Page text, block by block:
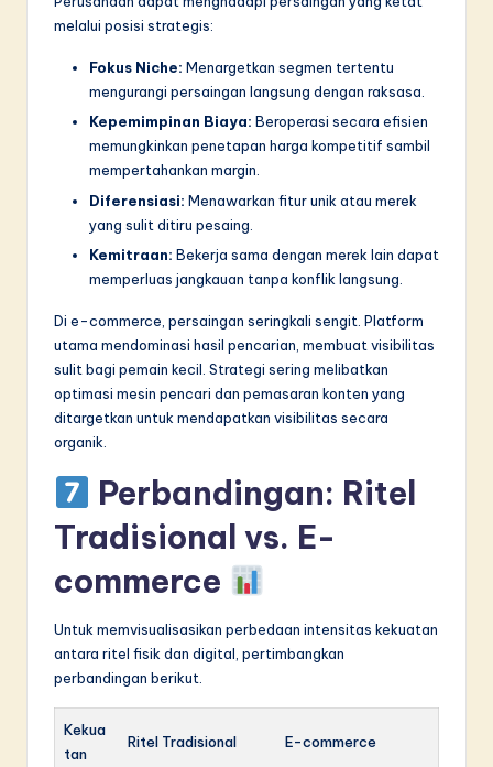
melalui posisi strategis:
Fokus Niche: Menargetkan segmen tertentu
mengurangi persaingan langsung dengan raksasa.
Kepemimpinan Biaya: Beroperasi secara efisien
memungkinkan penetapan harga kompetitif sambil
mempertahankan margin.
Diferensiasi: Menawarkan fitur unik atau merek
yang sulit ditiru pesaing.
Kemitraan: Bekerja sama dengan merek lain dapat
memperluas jangkauan tanpa konflik langsung.
Di e-commerce, persaingan seringkali sengit. Platform
utama mendominasi hasil pencarian, membuat visibilitas
sulit bagi pemain kecil. Strategi sering melibatkan
optimasi mesin pencari dan pemasaran konten yang
ditargetkan untuk mendapatkan visibilitas secara
organik.
Perbandingan: Ritel
Tradisional vs. E-
commerce
Untuk memvisualisasikan perbedaan intensitas kekuatan
antara ritel fisik dan digital, pertimbangkan
perbandingan berikut.
Kekua
tan
Ritel Tradisional E-commerce